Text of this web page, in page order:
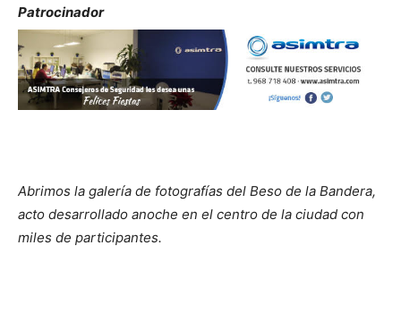
Patrocinador
Abrimos la galería de fotografías del Beso de la Bandera,
acto desarrollado anoche en el centro de la ciudad con
miles de participantes.